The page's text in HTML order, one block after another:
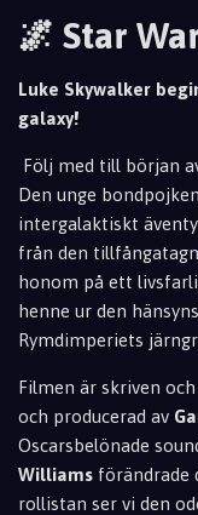
🌌 Star
Luke Skywalker
galaxy!
Följ med till början
Den unge
intergalaktiskt
från den
honom på ett
henne ur den
Rymdimperiets
Filmen är skriven
och producerad av
Oscarsbelönade
Williams förändrade
rollistan ser vi den